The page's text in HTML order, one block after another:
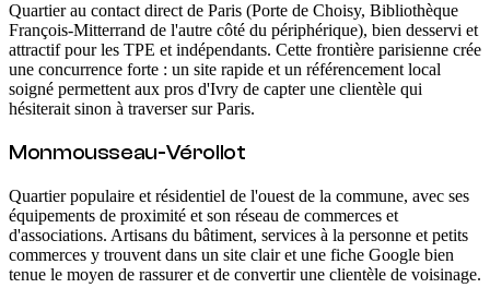
Quartier au contact direct de Paris (Porte de Choisy, Bibliothèque
François-Mitterrand de l'autre côté du périphérique), bien desservi et
attractif pour les TPE et indépendants. Cette frontière parisienne crée
une concurrence forte : un site rapide et un référencement local
soigné permettent aux pros d'Ivry de capter une clientèle qui
hésiterait sinon à traverser sur Paris.
Monmousseau-Vérollot
Quartier populaire et résidentiel de l'ouest de la commune, avec ses
équipements de proximité et son réseau de commerces et
d'associations. Artisans du bâtiment, services à la personne et petits
commerces y trouvent dans un site clair et une fiche Google bien
tenue le moyen de rassurer et de convertir une clientèle de voisinage.